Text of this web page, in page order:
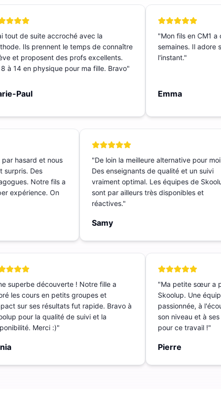
de suite accroché avec la
Ils prennent le temps de connaître
et proposent des profs excellents.
à 14 en physique pour ma fille. Bravo"
Paul
Mon fils en CM1 a
semaines. Il adore
l'instant."
Emma
par hasard et nous
surpris. Des
Notre fils a
expérience. On
"De loin la meilleure alternative pour
Des enseignants de qualité et un suivi
vraiment optimal. Les équipes de
sont par ailleurs très disponibles et
réactives.
Samy
superbe découverte ! Notre fille a
les cours en petits groupes et
sur ses résultats fut rapide. Bravo à
pour la qualité de suivi et la
Merci :) "
Ma petite sœur a
Skoolup. Une
passionnée, à
son niveau et à ses
pour ce travail !"
Pierre